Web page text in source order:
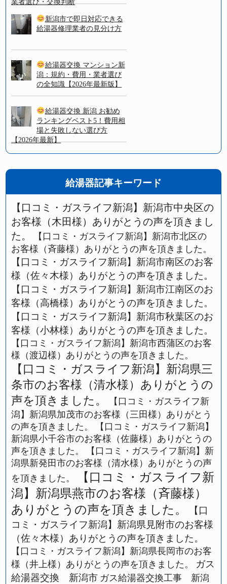
業者選び・交換判断
新潟市で即日対応できる
給湯器修理業者の見分け方
給湯器交換 マンション新
潟：規約・費用・業者選び
の全知識【2026年最新版】
給湯器交換 新潟 お勧め
ランキングベスト5！費用相
場と失敗しない選び方
【2026年最新】
給湯器記事キーワード
【口コミ・ガスライフ新潟】新潟市中央区の
お客様（木田様）ありがとうの声を頂きまし
た。
【口コミ・ガスライフ新潟】新潟市北区の
お客様（斉藤様）ありがとうの声を頂きました。
【口コミ・ガスライフ新潟】新潟市南区のお客
様（佐々木様）ありがとうの声を頂きました。
【口コミ・ガスライフ新潟】新潟市江南区のお
客様（高橋様）ありがとうの声を頂きました。
【口コミ・ガスライフ新潟】新潟市秋葉区のお
客様（小林様）ありがとうの声を頂きました。
【口コミ・ガスライフ新潟】新潟市西蒲区のお客
様（渡辺様）ありがとうの声を頂きました。
【口コミ・ガスライフ新潟】新潟県三
条市のお客様（清水様）ありがとうの
声を頂きました。
【口コミ・ガスライフ新
潟】新潟県加茂市のお客様（三田様）ありがとう
の声を頂きました。
【口コミ・ガスライフ新潟】
新潟県小千谷市のお客様（佐藤様）ありがとうの
声を頂きました。
【口コミ・ガスライフ新潟】新
潟県新発田市のお客様（清水様）ありがとうの声
を頂きました。
【口コミ・ガスライフ新
潟】新潟県燕市のお客様（斉藤様）
ありがとうの声を頂きました。
【口
コミ・ガスライフ新潟】新潟県見附市のお客様
（佐々木様）ありがとうの声を頂きました。
【口コミ・ガスライフ新潟】新潟県長岡市のお客
様（井上様）ありがとうの声を頂きました。
ガス
給湯器交換 新潟市 ガス給湯器交換工事 新潟